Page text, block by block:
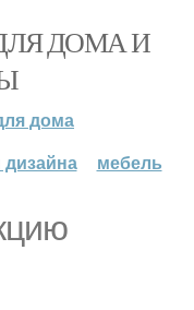
ДОМА И
дома
дизайна мебель